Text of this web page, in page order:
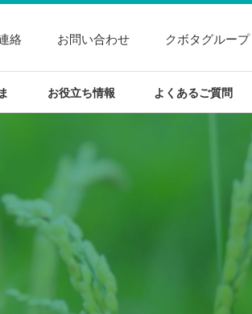
介護保険 グループ積立プラン
介護保険
お役立ち情報 よくあるご質問
絡 お問い合わせ クボタグループ